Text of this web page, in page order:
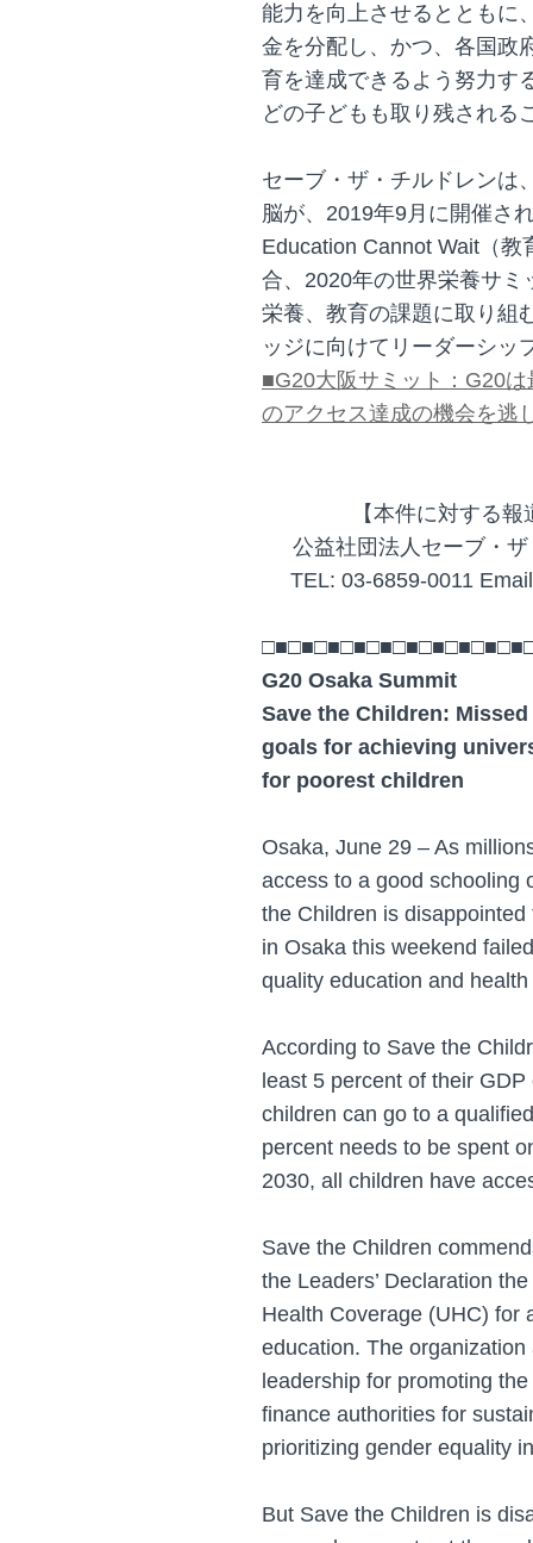
能力を向上させるとともに
金を分配し、かつ、各国政
育を達成できるよう努力す
どの子どもも取り残される
セーブ・ザ・チルドレンは
脳が、2019年9月に開催さ
Education Cannot Wait（
合、2020年の世界栄養サ
栄養、教育の課題に取り組
ッジに向けてリーダーシッ
■G20大阪サミット：G20
のアクセス達成の機会を逃
【本件に対する
公益社団法人セーブ・
TEL: 03-6859-0011
G20 Osaka Summit
Save the Children:
goals for achieving
for poorest children
Osaka, June 29 – As
access to a good schooling
the Children is
in Osaka this weekend
quality education and
According to Save the
least 5 percent of their
children can go to a
percent needs to be spent
2030, all children have
Save the Children
the Leaders’ Declaration
Health Coverage (UHC) for
education. The organization
leadership for promoting
finance authorities for
prioritizing gender equality
But Save the Children is